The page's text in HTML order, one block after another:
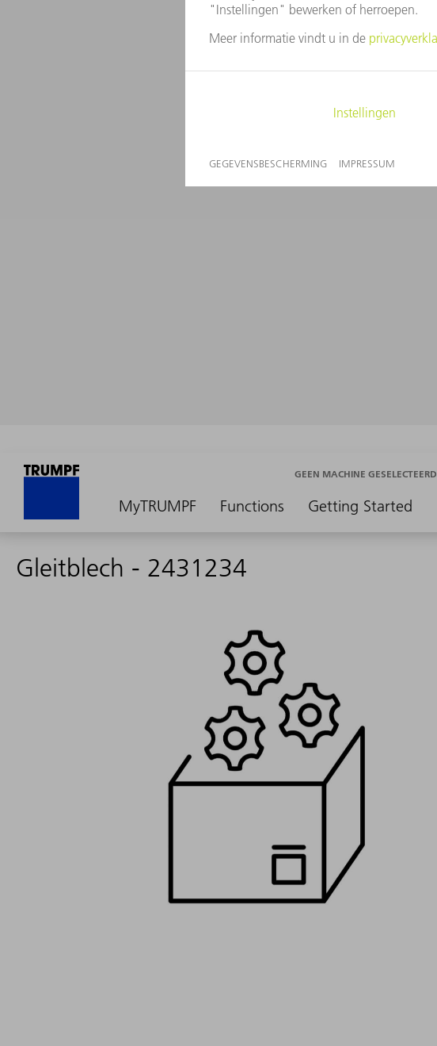
MyTRUMPF Functions Getting Started
GEEN MACHINE GESELECTEERD
Gleitblech - 2431234